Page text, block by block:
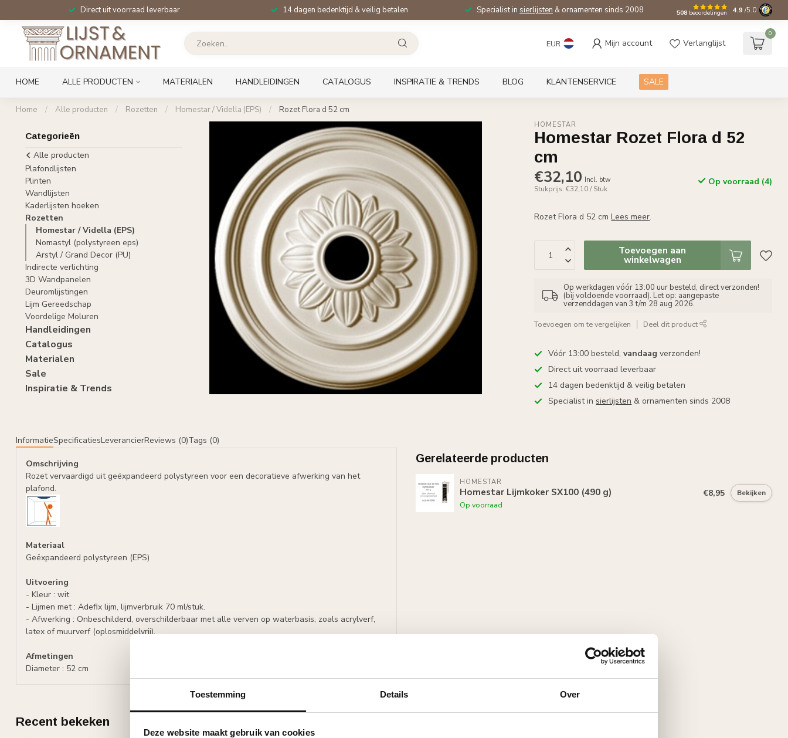
Toestemming Details Over
Deze website maakt gebruik van cookies
Direct uit voorraad leverbaar 14 dagen bedenktijd & veilig betalen Specialist in sierlijsten & ornamenten sinds 2008 508 beoordelingen 4.9 /5.0
EUR Mijn account Verlanglijst
0
HOME ALLE PRODUCTEN MATERIALEN HANDLEIDINGEN CATALOGUS INSPIRATIE & TRENDS BLOG KLANTENSERVICE SALE
Home / Alle producten / Rozetten / Homestar / Vidella (EPS) / Rozet Flora d 52 cm
Categorieën
Alle producten
Plafondlijsten
Plinten
Wandlijsten
Kaderlijsten hoeken
Rozetten
Homestar / Vidella (EPS)
Nomastyl (polystyreen eps)
Arstyl / Grand Decor (PU)
Indirecte verlichting
3D Wandpanelen
Deuromlijstingen
Lijm Gereedschap
Voordelige Moluren
Handleidingen
Catalogus
Materialen
Sale
Inspiratie & Trends
HOMESTAR
Homestar Rozet Flora d 52
cm
€32,10 Incl. btw
Stukprijs: €32,10 / Stuk
Op voorraad (4)
Rozet Flora d 52 cmLees meer.
Toevoegen aan
winkelwagen
Op werkdagen vóór 13:00 uur besteld, direct verzonden!
(bij voldoende voorraad). Let op: aangepaste
verzenddagen van 3 t/m 28 aug 2026.
Toevoegen om te vergelijken Deel dit product
Vóór 13:00 besteld,vandaag verzonden!
Direct uit voorraad leverbaar
14 dagen bedenktijd & veilig betalen
Specialist in sierlijsten & ornamenten sinds 2008
InformatieSpecificatiesLeverancierReviews (0)Tags (0)
Omschrijving
Rozet vervaardigd uit geëxpandeerd polystyreen voor een decoratieve afwerking van het
plafond.
Materiaal
Geëxpandeerd polystyreen (EPS)
Uitvoering
- Kleur : wit
- Lijmen met : Adefix lijm, lijmverbruik 70 ml/stuk.
- Afwerking : Onbeschilderd, overschilderbaar met alle verven op waterbasis, zoals acrylverf,
latex of muurverf (oplosmiddelvrij).
Afmetingen
Diameter : 52 cm
Gerelateerde producten
HOMESTAR
Homestar Lijmkoker SX100 (490 g)
Op voorraad
€8,95 Bekijken
Recent bekeken